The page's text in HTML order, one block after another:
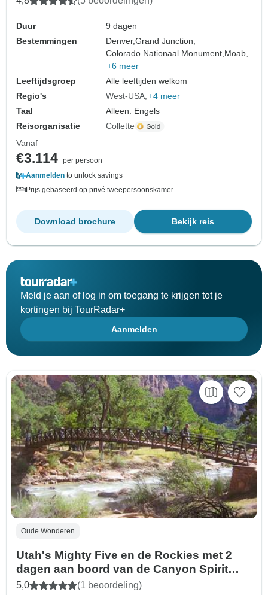
Duur
9 dagen
Bestemmingen
Denver,Grand Junction,
Colorado Nationaal Monument, Moab,
+6 meer
Leeftijdsgroep
Alle leeftijden welkom
Regio's
West-USA +4 meer
Taal
Alleen: Engels
Reisorganisatie
Collette
Vanaf
€3.114 per persoon
Aanmelden to unlock savings
Prijs gebaseerd op privé tweepersoonskamer
Bekijk reis
Download brochure
Meld je aan of log in om toegang te krijgen tot je
kortingen bij TourRadar+
Aanmelden
Oude Wonderen
Utah's Mighty Five en de Rockies met 2
dagen aan boord van de Canyon Spirit
trein (Denver, CO naar Las Vegas, NV)
5,0 (1 beoordeling)